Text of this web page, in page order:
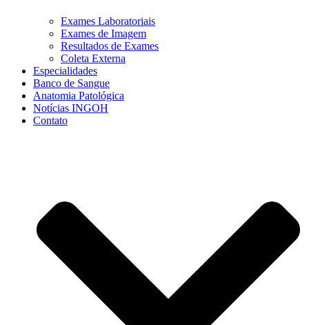
Exames Laboratoriais
Exames de Imagem
Resultados de Exames
Coleta Externa
Especialidades
Banco de Sangue
Anatomia Patológica
Notícias INGOH
Contato